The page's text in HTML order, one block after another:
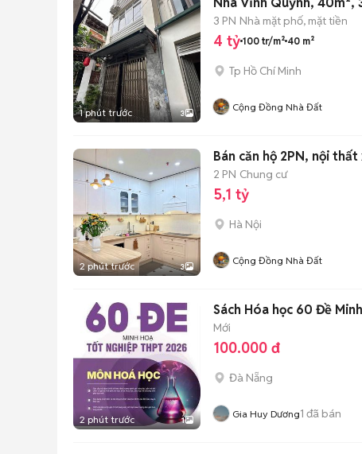
1 phút trước 3
3 PN Nhà mặt phố, mặt tiền
4 tỷ 100 tr/m² 40 m²
Tp Hồ Chí Minh
Cộng Đồng Nhà Đất
2 phút trước 3
Bán căn hộ 2PN, nội
2 PN Chung cư
5,1 tỷ
Hà Nội
Cộng Đồng Nhà Đất
2 phút trước 1
Sách Hóa học 60 Đề
Mới
100.000 đ
Đà Nẵng
Gia Huy Dương1 đã bán